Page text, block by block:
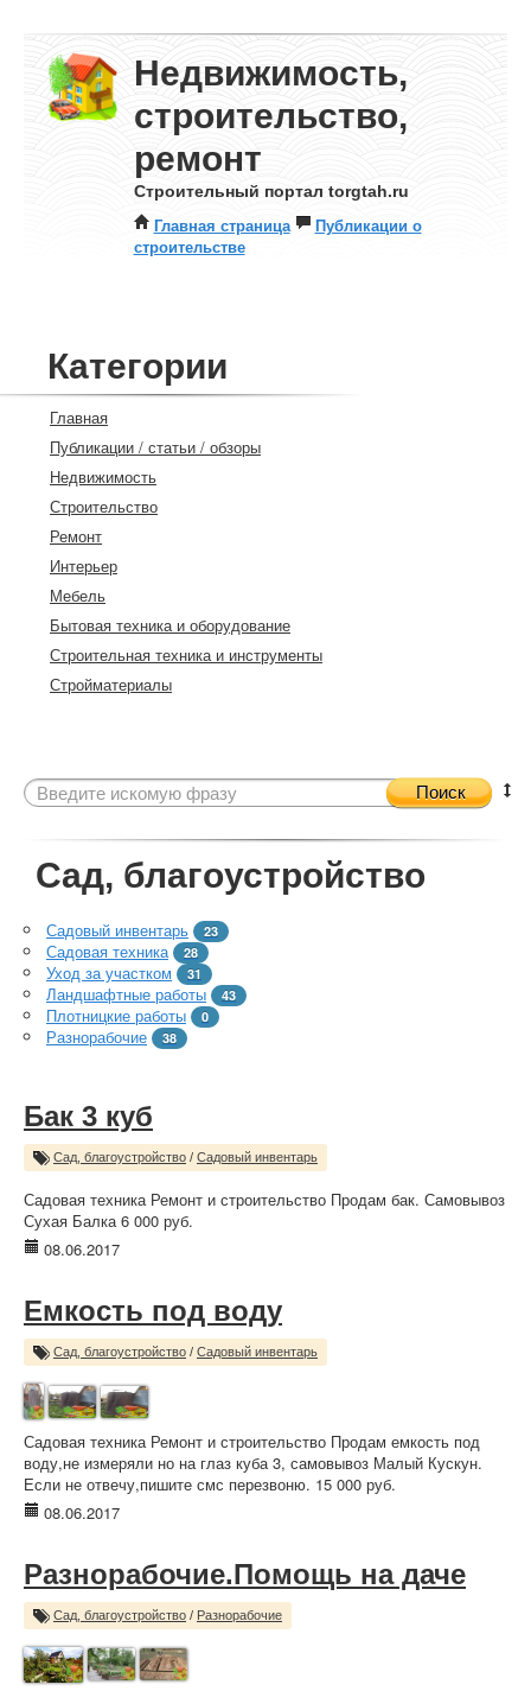
Недвижимость,
строительство,
ремонт
Строительный портал torgtah.ru
Главная страница
Публикации о
строительстве
Категории
Главная
Публикации / статьи / обзоры
Недвижимость
Строительство
Ремонт
Интерьер
Мебель
Бытовая техника и оборудование
Строительная техника и инструменты
Стройматериалы
Поиск
Сад, благоустройство
Садовый инвентарь 23
Садовая техника 28
Уход за участком 31
Ландшафтные работы 43
Плотницкие работы 0
Разнорабочие 38
Бак 3 куб
Сад, благоустройство / Садовый инвентарь
Садовая техника Ремонт и строительство Продам бак. Самовывоз
Сухая Балка 6 000 руб.
08.06.2017
Емкость под воду
Сад, благоустройство / Садовый инвентарь
Садовая техника Ремонт и строительство Продам емкость под
воду,не измеряли но на глаз куба 3, самовывоз Малый Кускун.
Если не отвечу,пишите смс перезвоню. 15 000 руб.
08.06.2017
Разнорабочие.Помощь на даче
Сад, благоустройство / Разнорабочие